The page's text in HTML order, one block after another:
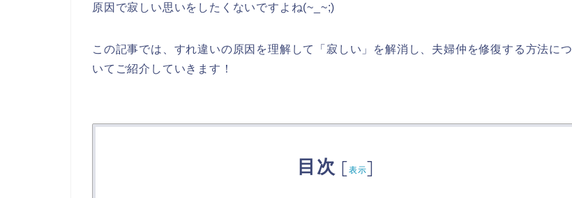
原因で寂しい思いをしたくないですよね(~_~;)
この記事では、すれ違いの原因を理解して「寂しい」を解消し、夫婦仲を修復する方法につ
いてご紹介していきます！
目次 [表示]